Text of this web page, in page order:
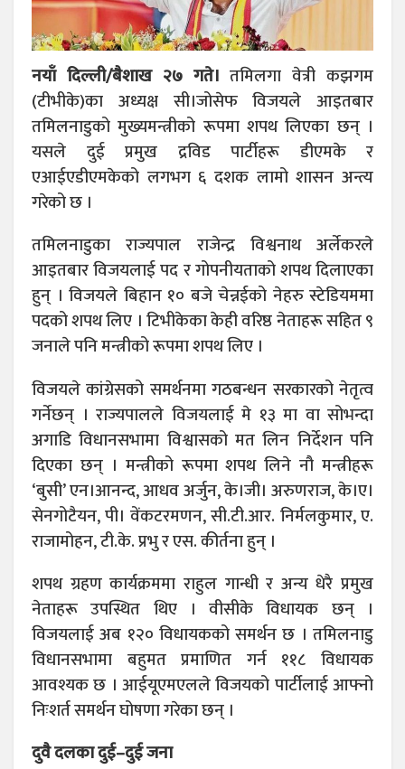
नयाँ दिल्ली/बैशाख २७ गते। तमिलगा वेत्री कझगम
(टीभीके)का अध्यक्ष सी।जोसेफ विजयले आइतबार
तमिलनाडुको मुख्यमन्त्रीको रूपमा शपथ लिएका छन् ।
यसले दुई प्रमुख द्रविड पार्टीहरू डीएमके र
एआईएडीएमकेको लगभग ६ दशक लामो शासन अन्त्य
गरेको छ ।
तमिलनाडुका राज्यपाल राजेन्द्र विश्वनाथ अर्लेकरले
आइतबार विजयलाई पद र गोपनीयताको शपथ दिलाएका
हुन् । विजयले बिहान १० बजे चेन्नईको नेहरु स्टेडियममा
पदको शपथ लिए । टिभीकेका केही वरिष्ठ नेताहरू सहित ९
जनाले पनि मन्त्रीको रूपमा शपथ लिए ।
विजयले कांग्रेसको समर्थनमा गठबन्धन सरकारको नेतृत्व
गर्नेछन् । राज्यपालले विजयलाई मे १३ मा वा सोभन्दा
अगाडि विधानसभामा विश्वासको मत लिन निर्देशन पनि
दिएका छन् । मन्त्रीको रूपमा शपथ लिने नौ मन्त्रीहरू
‘बुसी’ एन।आनन्द, आधव अर्जुन, के।जी। अरुणराज, के।ए।
सेनगोटैयन, पी। वेंकटरमणन, सी.टी.आर. निर्मलकुमार, ए.
राजामोहन, टी.के. प्रभु र एस. कीर्तना हुन् ।
शपथ ग्रहण कार्यक्रममा राहुल गान्धी र अन्य धेरै प्रमुख
नेताहरू उपस्थित थिए । वीसीके विधायक छन् ।
विजयलाई अब १२० विधायकको समर्थन छ । तमिलनाडु
विधानसभामा बहुमत प्रमाणित गर्न ११८ विधायक
आवश्यक छ । आईयूएमएलले विजयको पार्टीलाई आफ्नो
निःशर्त समर्थन घोषणा गरेका छन् ।
दुवै दलका दुई–दुई जना